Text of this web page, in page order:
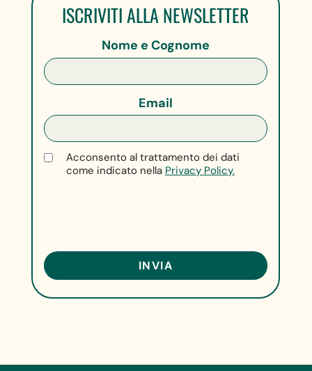
ISCRIVITI ALLA NEWSLETTER
Nome e Cognome
Email
Acconsento al trattamento dei dati
come indicato nella Privacy Policy.